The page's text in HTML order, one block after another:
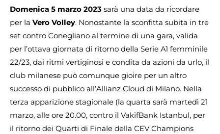
Domenica 5 marzo 2023 sarà una data da ricordare
per la Vero Volley. Nonostante la sconfitta subita in tre
set contro Conegliano al termine di una gara, valida
per l’ottava giornata di ritorno della Serie A1 femminile
22/23, dai ritmi vertiginosi e condita da azioni da urlo, il
club milanese può comunque gioire per un altro
successo di pubblico all’Allianz Cloud di Milano. Nella
terza apparizione stagionale (la quarta sarà martedì 21
marzo, alle ore 20.00, contro il VakifBank Istanbul, per
il ritorno dei Quarti di Finale della CEV Champions